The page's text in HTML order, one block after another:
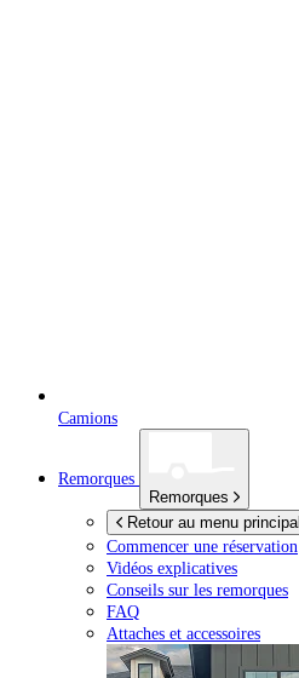
Camions
Remorques
Remorques
Retour au menu principal
Commencer une réservation
Vidéos explicatives
Conseils sur les remorques
FAQ
Attaches et accessoires